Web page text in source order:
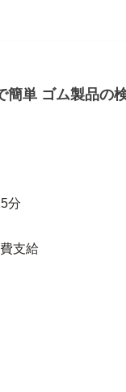
簡単 ゴム製品の
分
支給